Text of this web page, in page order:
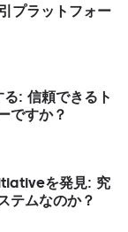
プラットフォー
: 信頼できるト
ですか？
を発見: 究
テムなのか？